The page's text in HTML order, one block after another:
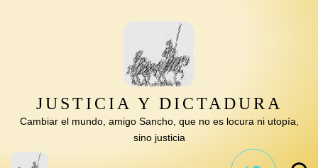
JUSTICIA Y DICTADURA
Cambiar el mundo, amigo Sancho, que no es locura ni utopía,
sino justicia